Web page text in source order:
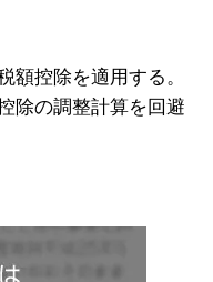
控除を適用する。
除の調整計算を回避